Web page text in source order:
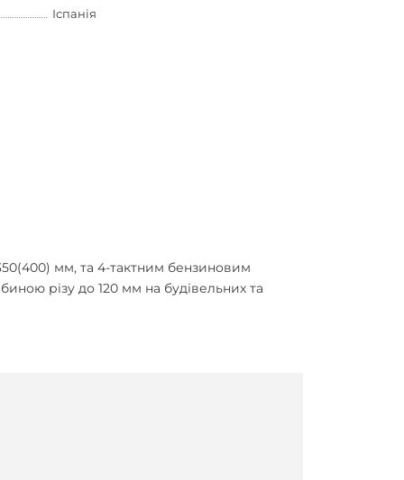
Іспанія
мм, та 4-тактним бензиновим
різу до 120 мм на будівельних та